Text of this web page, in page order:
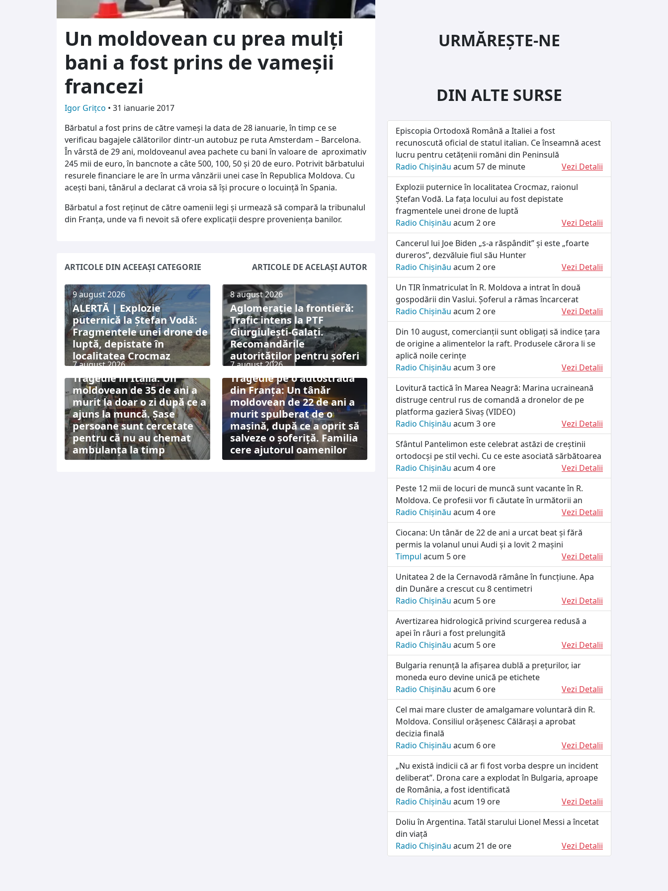
Un moldovean cu prea mulți
bani a fost prins de vameșii
francezi
Igor Grițco • 31 ianuarie 2017
Bărbatul a fost prins de către vameși la data de 28 ianuarie, în timp ce se
verificau bagajele călătorilor dintr-un autobuz pe ruta Amsterdam – Barcelona.
În vârstă de 29 ani, moldoveanul avea pachete cu bani în valoare de aproximativ
245 mii de euro, în bancnote a câte 500, 100, 50 şi 20 de euro. Potrivit bărbatului
resurele financiare le are în urma vânzării unei case în Republica Moldova. Cu
acești bani, tânărul a declarat că vroia să își procure o locuință în Spania.
Bărbatul a fost reținut de către oamenii legi și urmează să compară la tribunalul
din Franța, unde va fi nevoit să ofere explicații despre proveniența banilor.
ARTICOLE DIN ACEEAȘI CATEGORIE ARTICOLE DE ACELAȘI AUTOR
9 august 2026
ALERTĂ | Explozie
puternică la Ștefan Vodă:
Fragmentele unei drone de
luptă, depistate în
localitatea Crocmaz
8 august 2026
Aglomerație la frontieră:
Trafic intens la PTF
Giurgiulești-Galați.
Recomandările
autorităților pentru șoferi
7 august 2026
Tragedie în Italia: Un
moldovean de 35 de ani a
murit la doar o zi după ce a
ajuns la muncă. Șase
persoane sunt cercetate
pentru că nu au chemat
ambulanța la timp
7 august 2026
Tragedie pe o autostradă
din Franța: Un tânăr
moldovean de 22 de ani a
murit spulberat de o
mașină, după ce a oprit să
salveze o șoferiță. Familia
cere ajutorul oamenilor
URMĂREȘTE-NE
DIN ALTE SURSE
Episcopia Ortodoxă Română a Italiei a fost
recunoscută oficial de statul italian. Ce înseamnă acest
lucru pentru cetățenii romăni din Peninsulă
Radio Chișinău acum 57 de minute
Vezi Detalii
Explozii puternice în localitatea Crocmaz, raionul
Ștefan Vodă. La fața locului au fost depistate
fragmentele unei drone de luptǎ
Radio Chișinău acum 2 ore
Vezi Detalii
Cancerul lui Joe Biden „s-a răspândit” și este „foarte
dureros”, dezvăluie fiul său Hunter
Radio Chișinău acum 2 ore
Vezi Detalii
Un TIR înmatriculat în R. Moldova a intrat în două
gospodării din Vaslui. Șoferul a rămas încarcerat
Radio Chișinău acum 2 ore
Vezi Detalii
Din 10 august, comercianții sunt obligați să indice țara
de origine a alimentelor la raft. Produsele cărora li se
aplică noile cerințe
Radio Chișinău acum 3 ore
Vezi Detalii
Lovitură tactică în Marea Neagră: Marina ucraineană
distruge centrul rus de comandă a dronelor de pe
platforma gazieră Sivaș (VIDEO)
Radio Chișinău acum 3 ore
Vezi Detalii
Sfântul Pantelimon este celebrat astăzi de creștinii
ortodocși pe stil vechi. Cu ce este asociată sărbătoarea
Radio Chișinău acum 4 ore
Vezi Detalii
Peste 12 mii de locuri de muncă sunt vacante în R.
Moldova. Ce profesii vor fi căutate în următorii an
Radio Chișinău acum 4 ore
Vezi Detalii
Ciocana: Un tânăr de 22 de ani a urcat beat și fără
permis la volanul unui Audi și a lovit 2 mașini
Timpul acum 5 ore
Vezi Detalii
Unitatea 2 de la Cernavodă rămâne în funcțiune. Apa
din Dunăre a crescut cu 8 centimetri
Radio Chișinău acum 5 ore
Vezi Detalii
Avertizarea hidrologică privind scurgerea redusă a
apei în râuri a fost prelungită
Radio Chișinău acum 5 ore
Vezi Detalii
Bulgaria renunță la afișarea dublă a prețurilor, iar
moneda euro devine unică pe etichete
Radio Chișinău acum 6 ore
Vezi Detalii
Cel mai mare cluster de amalgamare voluntară din R.
Moldova. Consiliul orășenesc Călărași a aprobat
decizia finală
Radio Chișinău acum 6 ore
Vezi Detalii
„Nu există indicii că ar fi fost vorba despre un incident
deliberat”. Drona care a explodat în Bulgaria, aproape
de România, a fost identificată
Radio Chișinău acum 19 ore
Vezi Detalii
Doliu în Argentina. Tatăl starului Lionel Messi a încetat
din viață
Radio Chișinău acum 21 de ore Vezi Detalii